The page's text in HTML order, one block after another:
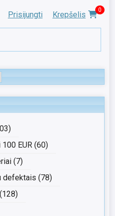
Prisijungti Krepšelis 0
EUR (60)
(7)
defektais (78)